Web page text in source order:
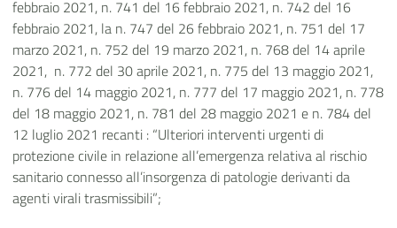
febbraio 2021, n. 741 del 16 febbraio 2021, n. 742 del 16
febbraio 2021, la n. 747 del 26 febbraio 2021, n. 751 del 17
marzo 2021, n. 752 del 19 marzo 2021, n. 768 del 14 aprile
2021, n. 772 del 30 aprile 2021, n. 775 del 13 maggio 2021,
n. 776 del 14 maggio 2021, n. 777 del 17 maggio 2021, n. 778
del 18 maggio 2021, n. 781 del 28 maggio 2021 e n. 784 del
12 luglio 2021 recanti : “Ulteriori interventi urgenti di
protezione civile in relazione all’emergenza relativa al rischio
sanitario connesso all’insorgenza di patologie derivanti da
agenti virali trasmissibili”;